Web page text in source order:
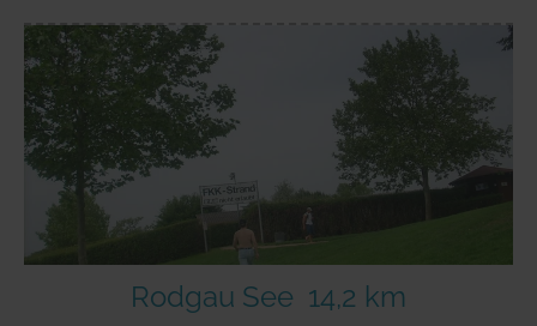
Rodgau See 14,2 km